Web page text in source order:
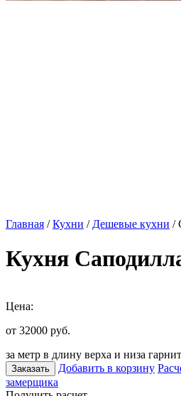
Главная /Кухни / Дешевые кухни /
Кухня
Цена:
от 32000 руб.
за метр в длину верха и низа
Заказать Добавить в корзину
замерщика